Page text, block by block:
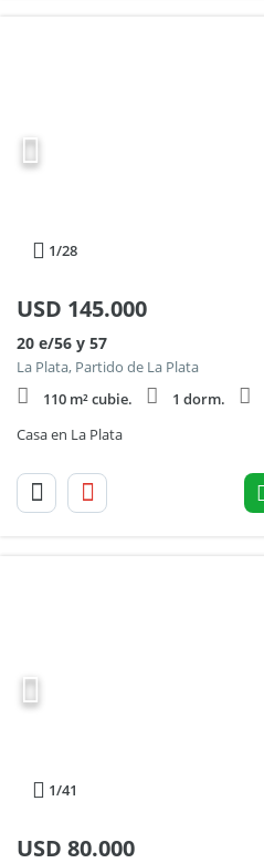
1/28
USD 145.000
20 e/56 y 57
La Plata, Partido de La Plata
110 m² cubie.
1 dorm.
Casa en La Plata
1/41
USD 80.000